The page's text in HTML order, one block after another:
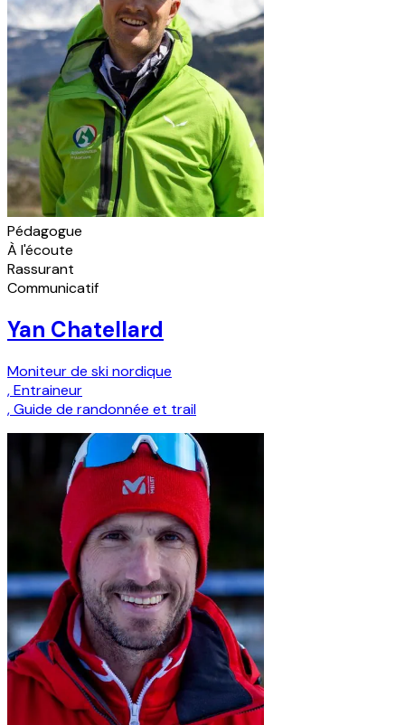
Pédagogue
À l'écoute
Rassurant
Communicatif
Yan Chatellard
Moniteur de ski nordique
,Entraineur
,Guide de randonnée et trail